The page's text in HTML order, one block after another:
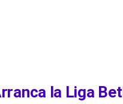
la Liga